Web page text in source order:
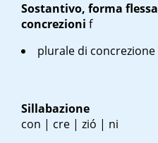
Sostantivo, forma flessa
concrezioni f
plurale di concrezione
Sillabazione
con | cre | zió | ni